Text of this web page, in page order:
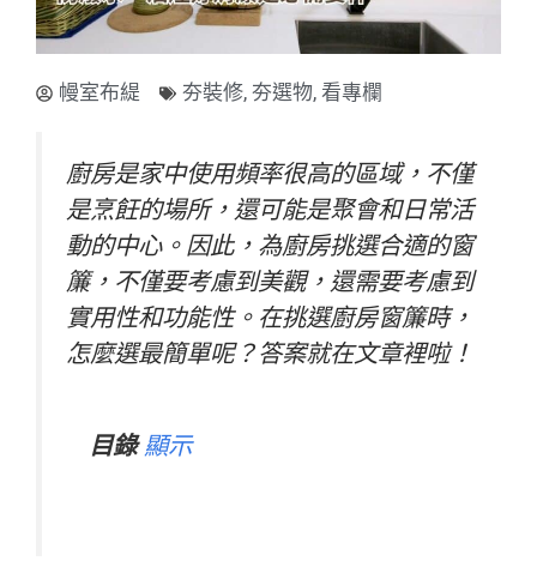
幔室布緹 夯裝修, 夯選物, 看專欄
廚房是家中使用頻率很高的區域，不僅
是烹飪的場所，還可能是聚會和日常活
動的中心。因此，為廚房挑選合適的窗
簾，不僅要考慮到美觀，還需要考慮到
實用性和功能性。在挑選廚房窗簾時，
怎麼選最簡單呢？答案就在文章裡啦！
目錄 顯示